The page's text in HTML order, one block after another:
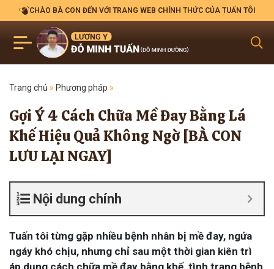
CHÀO BÀ CON ĐẾN VỚI TRANG WEB CHÍNH THỨC CỦA TUẤN TÔI
Trang chủ » Phương pháp »
Gợi Ý 4 Cách Chữa Mề Đay Bằng Lá
Khế Hiệu Quả Không Ngờ [BÀ CON
LƯU LẠI NGAY]
Nội dung chính
Tuấn tôi từng gặp nhiều bệnh nhân bị mề đay, ngứa
ngáy khó chịu, nhưng chỉ sau một thời gian kiên trì
áp dụng cách chữa mề đay bằng khế, tình trạng bệnh